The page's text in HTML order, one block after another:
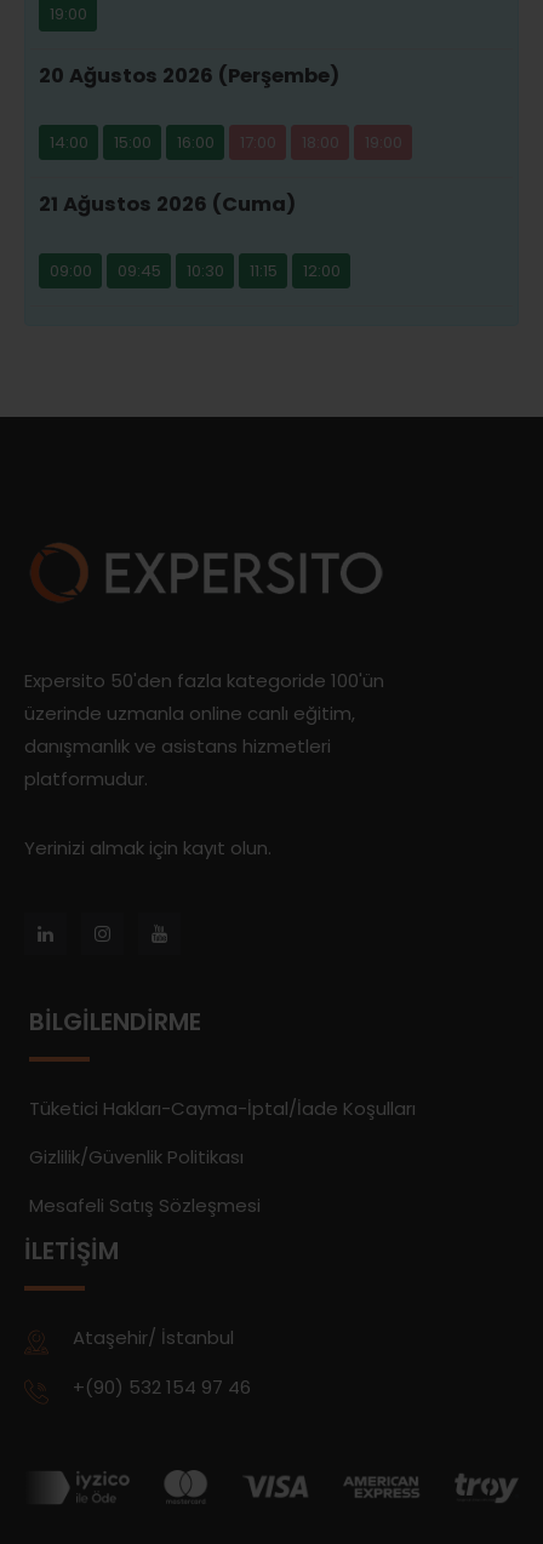
19:00
20 Ağustos 2026 (Perşembe)
14:00 15:00 16:00 17:00 18:00 19:00
21 Ağustos 2026 (Cuma)
09:00 09:45 10:30 11:15 12:00
Expersito 50'den fazla kategoride 100'ün
üzerinde uzmanla online canlı eğitim,
danışmanlık ve asistans hizmetleri
platformudur.
Yerinizi almak için kayıt olun.
BILGILENDIRME
Tüketici Hakları-Cayma-İptal/İade Koşulları
Gizlilik/Güvenlik Politikası
Mesafeli Satış Sözleşmesi
İLETIŞIM
Ataşehir/ İstanbul
+(90) 532 154 97 46